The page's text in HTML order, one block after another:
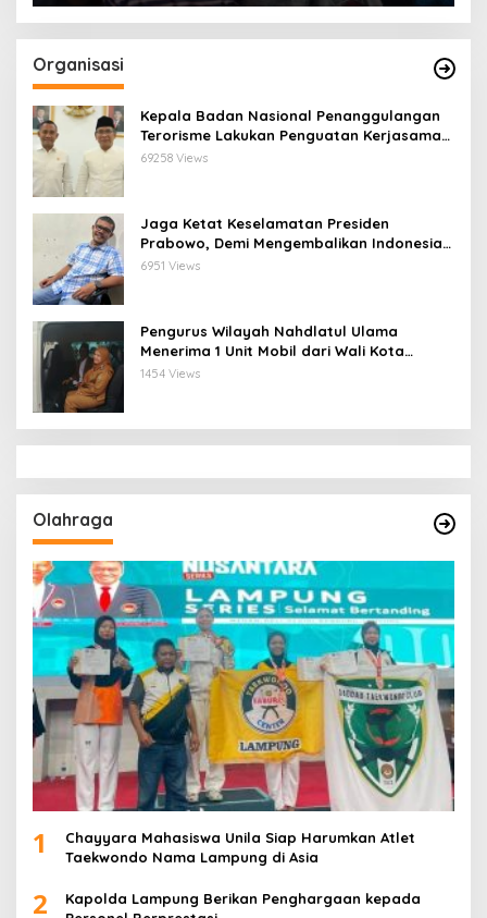
Organisasi
Kepala Badan Nasional Penanggulangan
Terorisme Lakukan Penguatan Kerjasama
Ketua Pengurus Besar Nahdlatul Ulama
69258 Views
Jaga Ketat Keselamatan Presiden
Prabowo, Demi Mengembalikan Indonesia
Menjadi Macan Asia
6951 Views
Pengurus Wilayah Nahdlatul Ulama
Menerima 1 Unit Mobil dari Wali Kota
Bandar Lampung
1454 Views
Olahraga
1
Chayyara Mahasiswa Unila Siap Harumkan Atlet
Taekwondo Nama Lampung di Asia
2
Kapolda Lampung Berikan Penghargaan kepada